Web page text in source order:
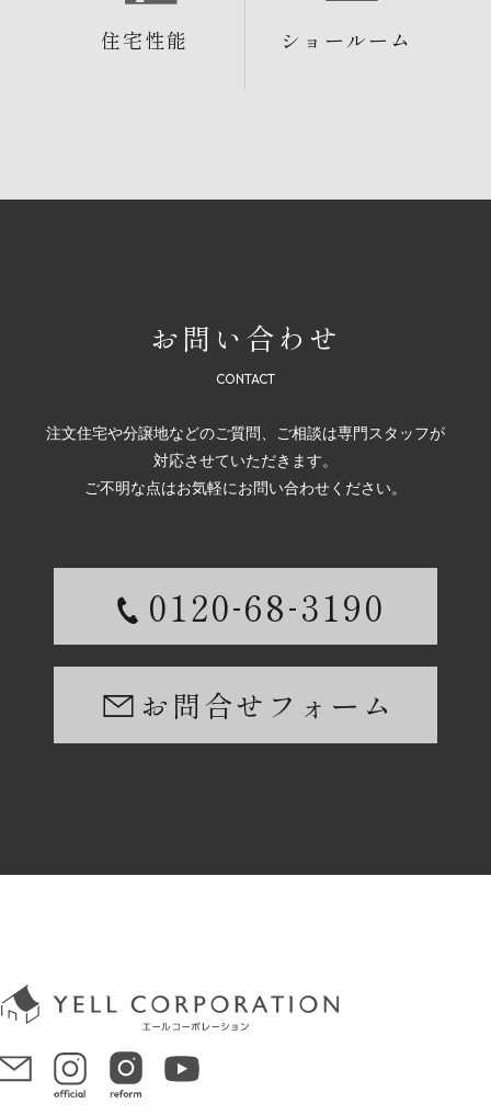
住宅性能 ショールーム
お問い合わせ
注文住宅や分譲地などのご質問、ご相談は専門スタッフが
対応させていただきます。
ご不明な点はお気軽にお問い合わせください。
0120-68-3190
お問合せフォーム